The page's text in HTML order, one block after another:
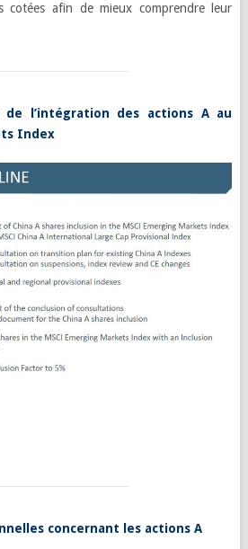
cotées afin de mieux comprendre leur
de l’intégration des actions A au
Index
concernant les actions A